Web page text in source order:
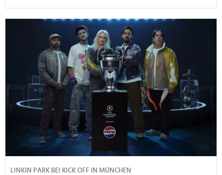
LINKIN PARK BEI KICK OFF IN MÜNCHEN